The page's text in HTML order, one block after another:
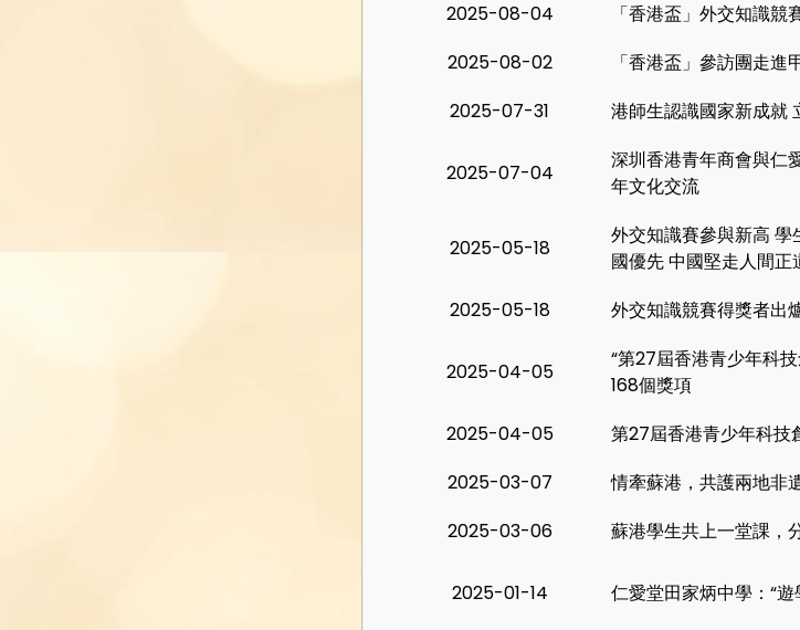
2025-08-04 「香港盃」外交知識
2025-08-02
「香港盃」參訪團走
2025-07-31
港師生認識國家新成就
2025-07-04
深圳香港青年商會與仁
年文化交流
2025-05-18
外交知識賽參與新高
國優先 中國堅走人間正
2025-05-18 外交知識競賽得獎者
2025-04-05
“第27屆香港青少年科
168個獎項
2025-04-05 第27屆香港青少年科技
2025-03-07
情牽蘇港，共護兩地非
2025-03-06
蘇港學生共上一堂課，
2025-01-14 仁愛堂田家炳中學：“